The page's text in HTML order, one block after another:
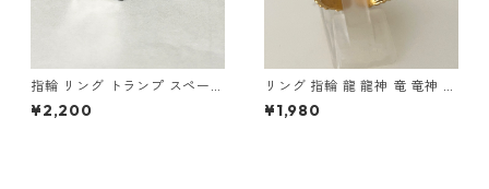
指輪 リング トランプ スペード
エース ステンレス 幸運 勝負運
ラッキーアイテム ギャンブル
¥2,200
リング 指輪 龍 龍神 竜 竜神 金
龍 ゴールド スパイラル メンズ
アクセサリー
¥1,980